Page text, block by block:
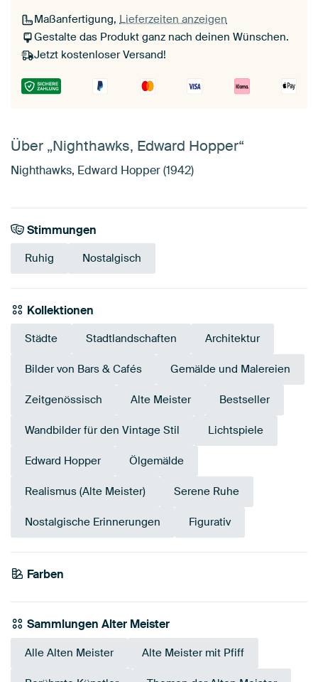
Maßanfertigung, Lieferzeiten anzeigen
Gestalte das Produkt ganz nach deinen Wünschen.
Jetzt kostenloser Versand!
Über „Nighthawks, Edward Hopper“
Nighthawks, Edward Hopper (1942)
Stimmungen
Ruhig Nostalgisch
Kollektionen
Städte Stadtlandschaften Architektur
Bilder von Bars & Cafés Gemälde und Malereien
Zeitgenössisch Alte Meister Bestseller
Wandbilder für den Vintage Stil Lichtspiele
Edward Hopper Ölgemälde
Realismus (Alte Meister) Serene Ruhe
Nostalgische Erinnerungen Figurativ
Farben
Teal
Bordeaux
Beige
Sammlungen Alter Meister
Alle Alten Meister Alte Meister mit Pfiff